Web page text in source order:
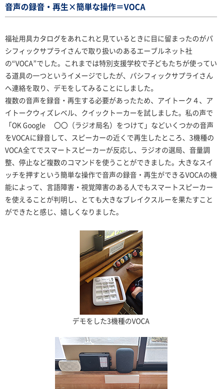
音声の録音・再生×簡単な操作＝VOCA
福祉用具カタログをあれこれと見ているときに目に留まったのがパ
シフィックサプライさんで取り扱いのあるエーブルネット社
の“VOCA”でした。これまでは特別支援学校で子どもたちが使ってい
る道具の一つというイメージでしたが、パシフィックサプライさん
へ連絡を取り、デモをしてみることにしました。
複数の音声を録音・再生する必要があったため、アイトーク４、ア
イトークウィズレベル、クイックトーカーを試しました。私の声で
「OK Google 〇〇（ラジオ局名）をつけて」などいくつかの音声
をVOCAに録音して、スピーカーの近くで再生したところ、3機種の
VOCA全てでスマートスピーカーが反応し、ラジオの選局、音量調
整、停止など複数のコマンドを使うことができました。大きなスイ
ッチを押すという簡単な操作で音声の録音・再生ができるVOCAの機
能によって、言語障害・視覚障害のある人でもスマートスピーカー
を使えることが判明し、とても大きなブレイクスルーを果たすこと
ができたと感じ、嬉しくなりました。
デモをした3機種のVOCA